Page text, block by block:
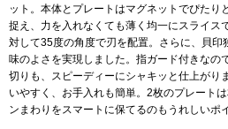
アクセサリー
ット。本体とプレートはマグネットでぴたり
捉え、力を入れなくても薄く均一にスライス
対して35度の角度で刃を配置。さらに、貝
味のよさを実現しました。指ガード付きなの
切りも、スピーディーにシャキッと仕上がり
いやすく、お手入れも簡単。2枚のプレート
ンまわりをスマートに保てるのもうれしいポ